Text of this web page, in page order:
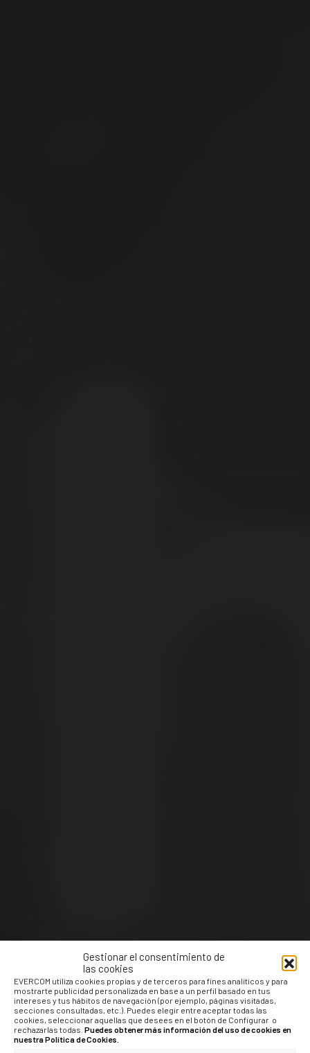
Gestionar el consentimiento de
las cookies
EVERCOM utiliza cookies propias y de terceros para fines analíticos y para
mostrarte publicidad personalizada en base a un perfil basado en tus
intereses y tus hábitos de navegación (por ejemplo, páginas visitadas,
secciones consultadas, etc.). Puedes elegir entre aceptar todas las
cookies, seleccionar aquellas que desees en el botón de Configurar o
rechazarlas todas. Puedes obtener más información del uso de cookies en
nuestra Política de Cookies.
MILKA
INVERCO